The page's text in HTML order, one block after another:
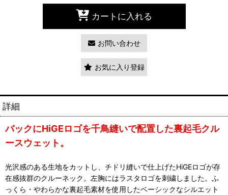
カートに入れる
お問い合わせ
お気に入り登録
詳細
バックにHiGEロゴを千鳥縫いで配置した裏起毛クル
ースウェット。
光沢感のある生地をカットし、チドリ縫いで仕上げたHiGEロゴが存
在感抜群のクルーネック。左胸にはラスタロゴを刺繍しました。ふ
っくら・やわらかな裏起毛素材を使用したベーシックなシルエット